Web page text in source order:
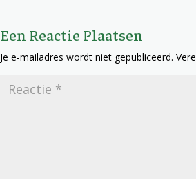
Een Reactie Plaatsen
Je e-mailadres wordt niet gepubliceerd.